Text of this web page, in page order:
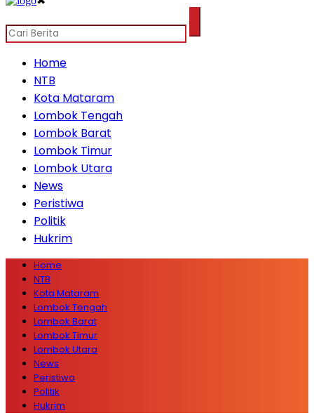
Home
NTB
Kota Mataram
Lombok Tengah
Lombok Barat
Lombok Timur
Lombok Utara
News
Peristiwa
Politik
Hukrim
Home
NTB
Kota Mataram
Lombok Tengah
Lombok Barat
Lombok Timur
Lombok Utara
News
Peristiwa
Politik
Hukrim